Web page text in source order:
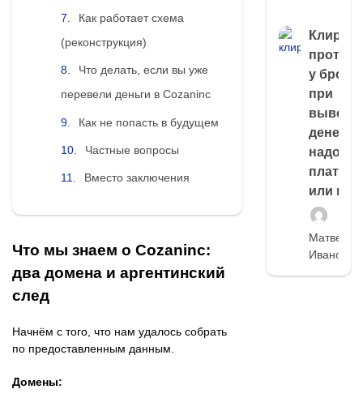
Как работает схема
(реконструкция)
Что делать, если вы уже
перевели деньги в Cozaninc
Как не попасть в будущем
Частные вопросы
Вместо заключения
Что мы знаем о Cozaninc:
два домена и аргентинский
след
Начнём с того, что нам удалось собрать
по предоставленным данным.
Домены:
Клиринг
у
при
выводе
денег,
надо
платить
или
Матвей
Иванов